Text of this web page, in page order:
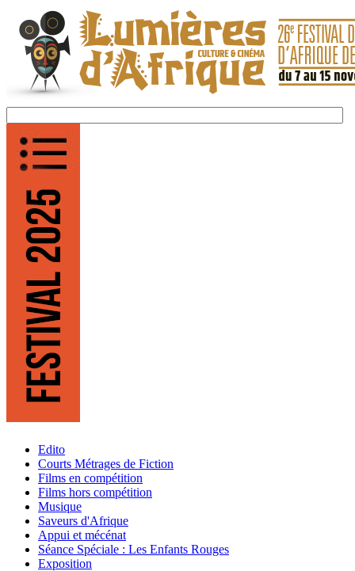
Edito
Courts Métrages de Fiction
Films en compétition
Films hors compétition
Musique
Saveurs d'Afrique
Appui et mécénat
Séance Spéciale : Les Enfants Rouges
Exposition